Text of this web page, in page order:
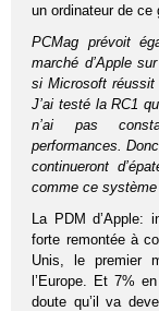
un ordinateur de ce
PCMag prévoit
marché d’Apple
si Microsoft réussit
J’ai testé la RC1
n’ai pas
performances.
continueront
comme ce système
La PDM
forte remontée à
Unis, le premier
l’Europe. Et 7%
doute qu’il va